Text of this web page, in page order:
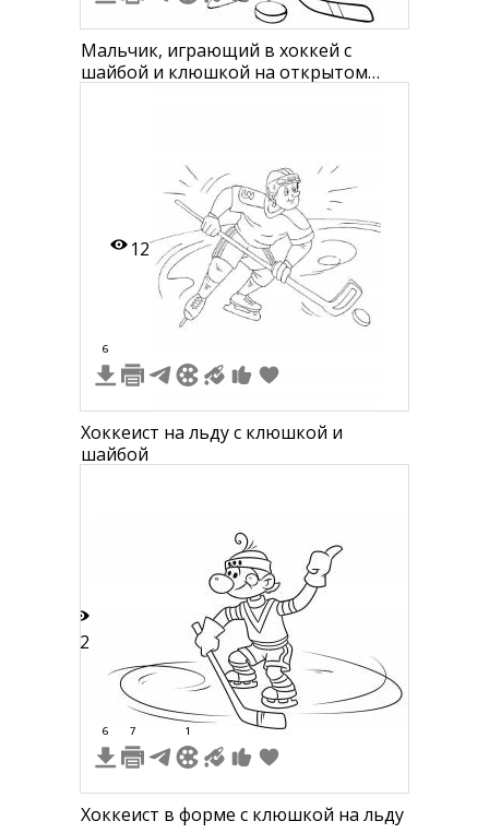
Мальчик, играющий в хоккей с
шайбой и клюшкой на открытом
12
6
Хоккеист на льду с клюшкой и
шайбой
22
6 7 1
Хоккеист в форме с клюшкой на льду